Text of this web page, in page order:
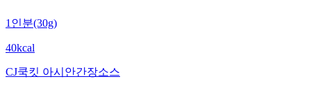
1인분(30g)
40kcal
CJ쿡킷 아시안간장소스